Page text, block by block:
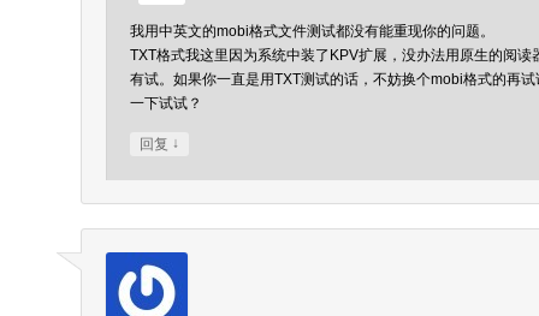
我用中英文的mobi格式文件测试都没有能重现你的问题。
TXT格式我这里因为系统中装了KPV扩展，没办法用原生的阅读
有试。如果你一直是用TXT测试的话，不妨换个mobi格式的再
一下试试？
回复 ↓